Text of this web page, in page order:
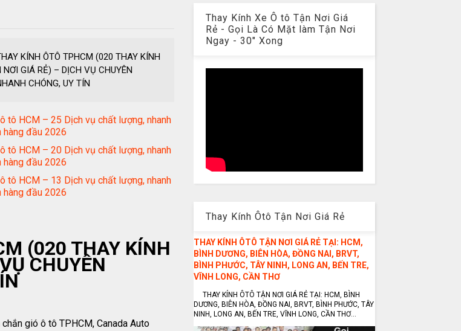
KÍNH ÔTÔ TPHCM (020 THAY KÍNH
NƠI GIÁ RẺ) – DỊCH VỤ CHUYÊN
CHÓNG, UY TÍN
tô HCM – 25 Dịch vụ chất lượng, nhanh
hàng đầu 2026
tô HCM – 20 Dịch vụ chất lượng, nhanh
hàng đầu 2026
tô HCM – 13 Dịch vụ chất lượng, nhanh
hàng đầu 2026
(020 THAY KÍNH
CHUYÊN
gió ô tô TPHCM, Canada Auto
Thay Kính Xe Ô tô Tận Nơi Giá
Rẻ - Gọi Là Có Mặt làm Tận Nơi
Ngay - 30" Xong
Thay Kính Ôtô Tận Nơi Giá Rẻ
THAY KÍNH ÔTÔ TẬN NƠI GIÁ RẺ TẠI: HCM,
BÌNH DƯƠNG, BIÊN HÒA, ĐỒNG NAI, BRVT,
BÌNH PHƯỚC, TÂY NINH, LONG AN, BẾN TRE,
VĨNH LONG, CẦN THƠ
THAY KÍNH ÔTÔ TẬN NƠI GIÁ RẺ TẠI: HCM, BÌNH
DƯƠNG, BIÊN HÒA, ĐỒNG NAI, BRVT, BÌNH PHƯỚC, TÂY
NINH, LONG AN, BẾN TRE, VĨNH LONG, CẦN THƠ...